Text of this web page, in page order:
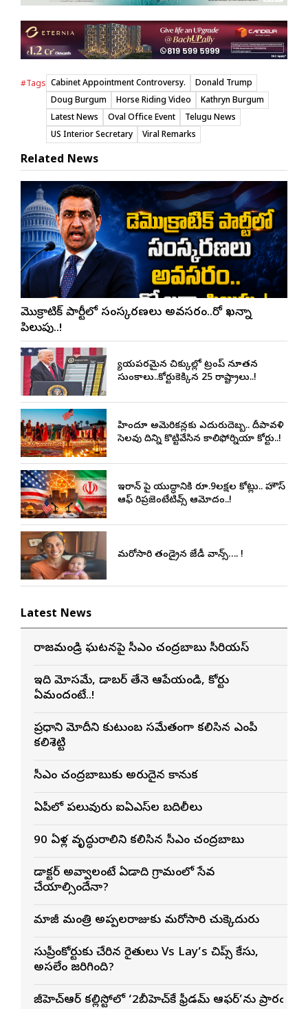
#Tags Cabinet Appointment Controversy.
Donald Trump
Doug Burgum
Horse Riding Video
Kathryn Burgum
Latest News
Oval Office Event
Telugu News
US Interior Secretary
Viral Remarks
Related News
డెమొక్రాటిక్ పార్టీలో సంస్కరణలు అవసరం..రో ఖన్నా
పిలుపు..!
న్యాయపరమైన చిక్కుల్లో ట్రంప్ నూతన
సుంకాలు..కోర్టుకెక్కిన 25 రాష్ట్రాలు..!
హిందూ అమెరికన్లకు ఎదురుదెబ్బ.. దీపావళి
సెలవు దినాన్ని కొట్టివేసిన కాలిఫోర్నియా కోర్టు..!
ఇరాన్ పై యుద్ధానికి రూ.9లక్షల కోట్లు.. హౌస్
ఆఫ్‌ రిప్రజెంటేటివ్స్‌ ఆమోదం..!
మరోసారి తండ్రైన జేడీ వాన్స్…. !
Latest News
రాజమండ్రి ఘటనపై సీఎం చంద్రబాబు సీరియస్
ఇది మోసమే, డాబర్‌ తేనె ఆపేయండి, కోర్టు
ఏమందంటే..!
ప్రధాని మోదీని కుటుంబ సమేతంగా కలిసిన ఎంపీ
కలిశెట్టి
సీఎం చంద్రబాబుకు అరుదైన కానుక
ఏపీలో పలువురు ఐఏఎస్‌ల బదిలీలు
90 ఏళ్ల వృద్ధురాలిని కలిసిన సీఎం చంద్రబాబు
డాక్టర్ అవ్వాలంటే ఏడాది గ్రామంలో సేవ
చేయాల్సిందేనా?
మాజీ మంత్రి అప్పలరాజుకు మరోసారి చుక్కెదురు
సుప్రీంకోర్టుకు చేరిన రైతులు Vs Lay’s చిప్స్‌ కేసు,
అసలేం జరిగింది?
జీహెచ్ఆర్ కల్లిస్టోలో ‘2బీహెచ్‌కే ఫ్రీడమ్ ఆఫర్’ను